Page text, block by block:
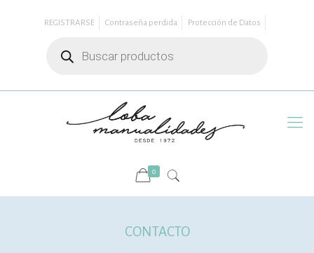
REGISTRARSE Contraseña perdida
Protección de Datos
productos
0
CONTACTO